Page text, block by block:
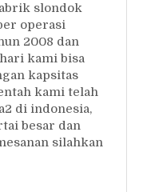
slondok
operasi
2008 dan
kami bisa
kapsitas
kami telah
di indonesia,
besar dan
silahkan